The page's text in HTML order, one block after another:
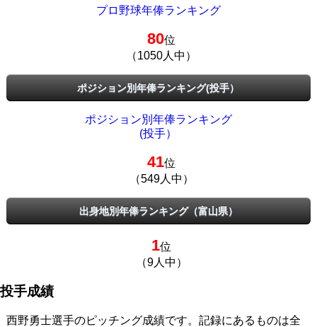
プロ野球年俸ランキング
80位
（1050人中）
ポジション別年俸ランキング(投手）
ポジション別年俸ランキング
(投手）
41位
（549人中）
出身地別年俸ランキング（富山県）
1位
（9人中）
投手成績
西野勇士選手のピッチング成績です。記録にあるものは全